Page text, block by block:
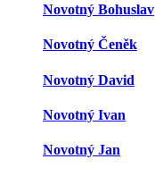
Novotný Bohuslav
Novotný Čeněk
Novotný David
Novotný Ivan
Novotný Jan